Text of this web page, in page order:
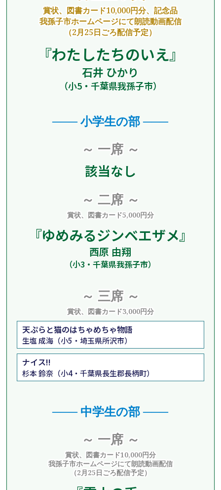
賞状、図書カード10,000円分、記念品
我孫子市ホームページにて朗読動画配信
（2月25日ごろ配信予定）
『わたしたちのいえ』
石井 ひかり
（小5・千葉県我孫子市）
─── 小学生の部 ───
～ 一席 ～
該当なし
～ 二席 ～
賞状、図書カード5,000円分
『ゆめみるジンベエザメ』
西原 由翔
（小3・千葉県我孫子市）
～ 三席 ～
賞状、図書カード3,000円分
天ぷらと猫のはちゃめちゃ物語
生塩 成海（小5・埼玉県所沢市）
ナイス!!
杉本 鈴奈（小4・千葉県長生郡長柄町）
─── 中学生の部 ───
～ 一席 ～
賞状、図書カード10,000円分
我孫子市ホームページにて朗読動画配信
（2月25日ごろ配信予定）